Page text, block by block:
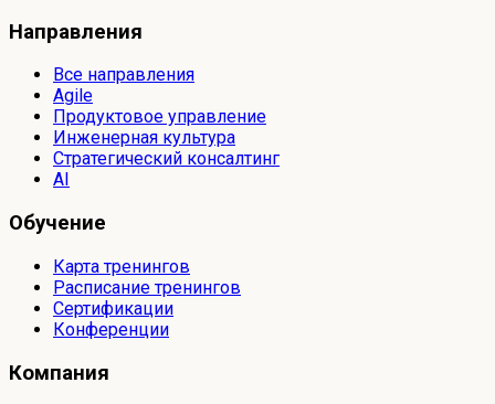
Направления
Все направления
Agile
Продуктовое управление
Инженерная культура
Стратегический консалтинг
AI
Обучение
Карта тренингов
Расписание тренингов
Сертификации
Конференции
Компания